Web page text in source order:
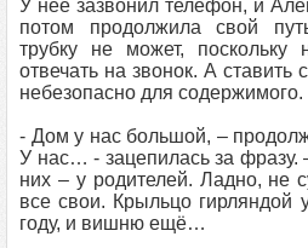
У неё зазвонил телефон, и
потом продолжила свой
трубку не может,
отвечать на звонок. А
небезопасно для содержимого.
- Дом у нас большой, –
У нас… - зацепилась за фразу.
них – у родителей. Ладно, не
все свои. Крыльцо гирляндой
году, и вишню ещё…